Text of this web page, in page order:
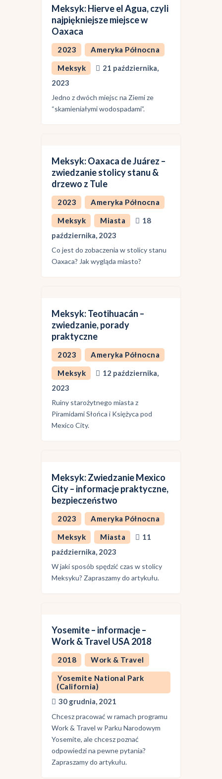
Meksyk: Hierve el Agua, czyli
najpiękniejsze miejsce w
Oaxaca
2023 Ameryka Północna
Meksyk
21 października,
2023
Jedno z dwóch miejsc na Ziemi ze
“skamieniałymi wodospadami”.
Meksyk: Oaxaca de Juárez –
zwiedzanie stolicy stanu &
drzewo z Tule
2023 Ameryka Północna
Meksyk Miasta
18
października, 2023
Co jest do zobaczenia w stolicy stanu
Oaxaca? Jak wygląda miasto?
Meksyk: Teotihuacán –
zwiedzanie, porady
praktyczne
2023 Ameryka Północna
Meksyk
12 października,
2023
Ruiny starożytnego miasta z
Piramidami Słońca i Księżyca pod
Mexico City.
Meksyk: Zwiedzanie Mexico
City – informacje praktyczne,
bezpieczeństwo
2023 Ameryka Północna
Meksyk Miasta
11
października, 2023
W jaki sposób spędzić czas w stolicy
Meksyku? Zapraszamy do artykułu.
Yosemite – informacje –
Work & Travel USA 2018
2018 Work & Travel
Yosemite National Park
(California)
30 grudnia, 2021
Chcesz pracować w ramach programu
Work & Travel w Parku Narodowym
Yosemite, ale chcesz poznać
odpowiedzi na pewne pytania?
Zapraszamy do artykułu.